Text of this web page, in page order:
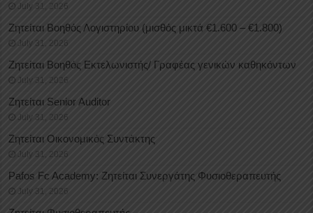
July 31, 2026
Ζητείται Βοηθός Λογιστηρίου (μισθός μικτά €1.600 – €1.800)
July 31, 2026
Ζητείται Βοηθός Εκτελωνιστής/ Γραφέας γενικών καθηκόντων
July 31, 2026
Ζητείται Senior Auditor
July 31, 2026
Ζητείται Οικονομικός Συντάκτης
July 31, 2026
Pafos Fc Academy: Ζητείται Συνεργάτης Φυσιοθεραπευτής
July 31, 2026